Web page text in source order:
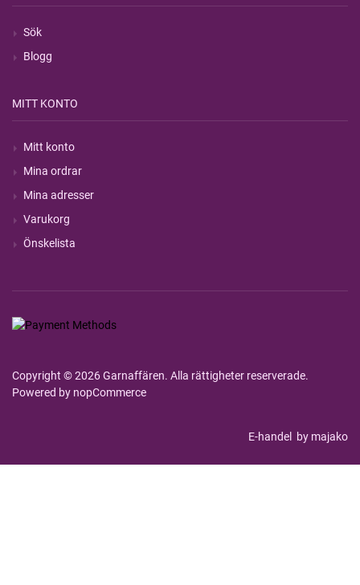
Sök
Blogg
MITT KONTO
Mitt konto
Mina ordrar
Mina adresser
Varukorg
Önskelista
Copyright © 2026 Garnaffären. Alla rättigheter reserverade.
Powered by nopCommerce
E-handel by majako